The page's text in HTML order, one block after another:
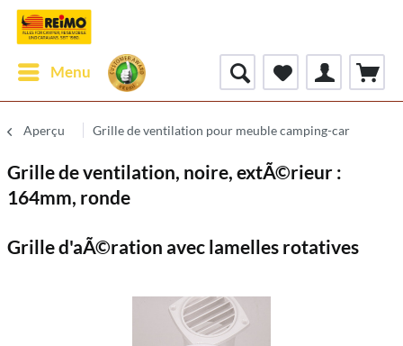
Menu
Aperçu Grille de ventilation pour meuble camping-car
Grille de ventilation, noire, extÃ©rieur :
164mm, ronde
Grille d'aÃ©ration avec lamelles rotatives